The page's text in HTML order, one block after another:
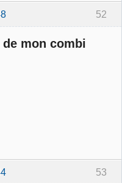
52
mon combi
53